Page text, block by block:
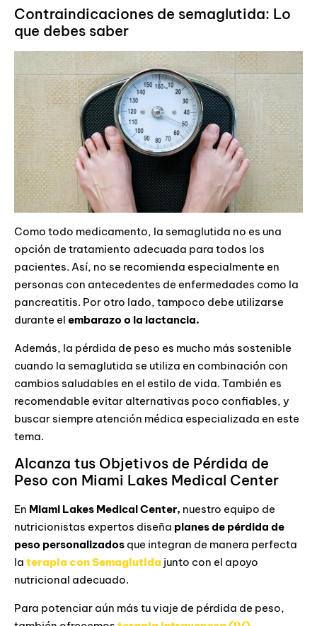
Contraindicaciones de semaglutida: Lo
que debes saber
Como todo medicamento, la semaglutida no es una
opción de tratamiento adecuada para todos los
pacientes. Así, no se recomienda especialmente en
personas con antecedentes de enfermedades como la
pancreatitis. Por otro lado, tampoco debe utilizarse
durante el embarazo o la lactancia.
Además, la pérdida de peso es mucho más sostenible
cuando la semaglutida se utiliza en combinación con
cambios saludables en el estilo de vida. También es
recomendable evitar alternativas poco confiables, y
buscar siempre atención médica especializada en este
tema.
Alcanza tus Objetivos de Pérdida de
Peso con Miami Lakes Medical Center
En Miami Lakes Medical Center, nuestro equipo de
nutricionistas expertos diseña planes de pérdida de
peso personalizados que integran de manera perfecta
la terapia con Semaglutida junto con el apoyo
nutricional adecuado.
Para potenciar aún más tu viaje de pérdida de peso,